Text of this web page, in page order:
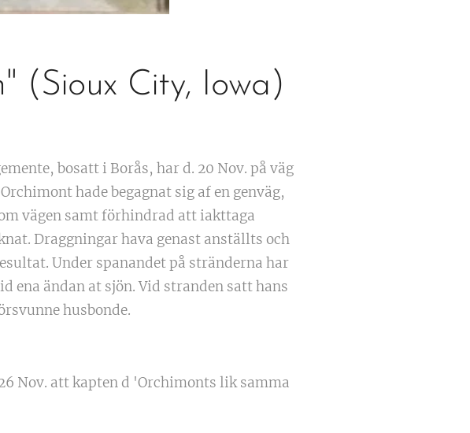
(Sioux City, Iowa)
bosatt i Borås, har d. 20 Nov. på väg
hade begagnat sig af en genväg,
vägen samt förhindrad att iakttaga
Draggningar hava genast anställts och
Under spanandet på stränderna har
ena ändan at sjön. Vid stranden satt hans
husbonde.
Nov. att kapten d 'Orchimonts lik samma